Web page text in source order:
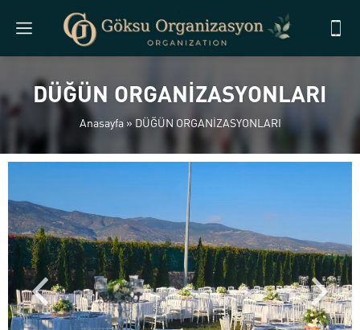
DÜĞÜN ORGANİZASYONLARI
Anasayfa»DÜĞÜN ORGANİZASYONLARI